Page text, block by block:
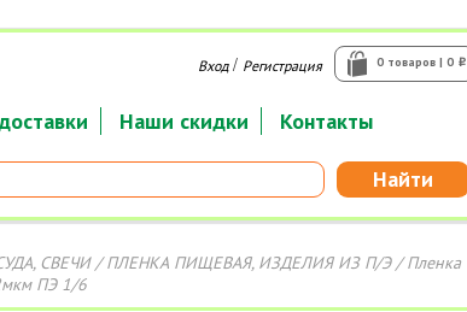
Наши скидки Контакты
Найти
0 товаров | 0 i
Вход/ Регистрация
СВЕЧИ/ПЛЕНКА ПИЩЕВАЯ, ИЗДЕЛИЯ ИЗ П/Э/Пленка
ПЭ 1/6